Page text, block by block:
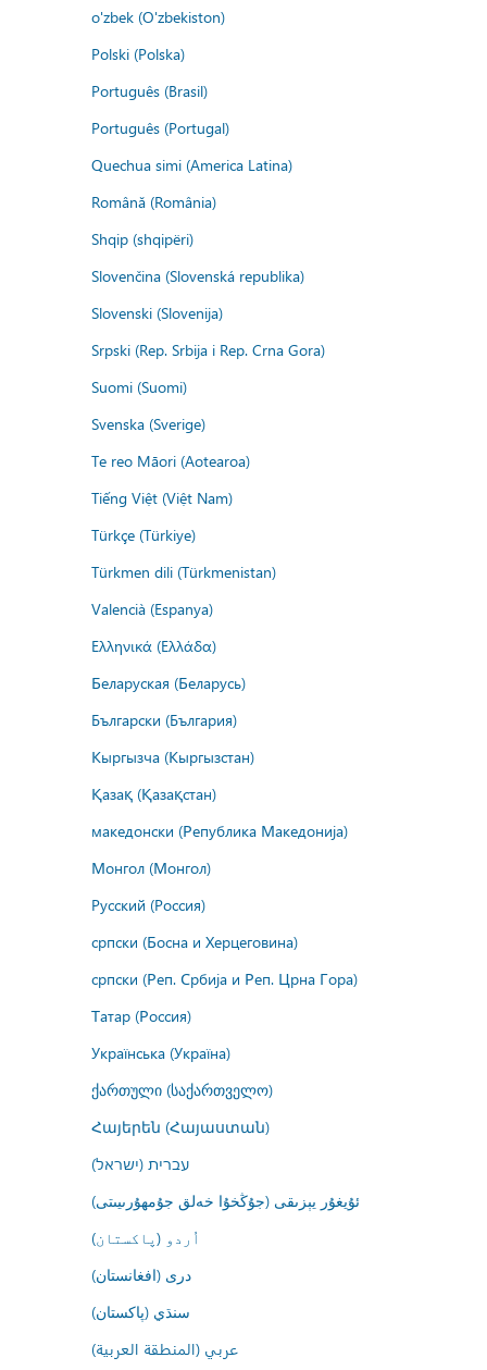
o'zbek (O'zbekiston)
Polski (Polska)
Português (Brasil)
Português (Portugal)
Quechua simi (America Latina)
Română (România)
Shqip (shqipëri)
Slovenčina (Slovenská republika)
Slovenski (Slovenija)
Srpski (Rep. Srbija i Rep. Crna Gora)
Suomi (Suomi)
Svenska (Sverige)
Te reo Māori (Aotearoa)
Tiếng Việt (Việt Nam)
Türkçe (Türkiye)
Türkmen dili (Türkmenistan)
Valencià (Espanya)
Ελληνικά (Ελλάδα)
Беларуская (Беларусь)
Български (България)
Кыргызча (Кыргызстан)
Қазақ (Қазақстан)
македонски (Република Македонија)
Монгол (Монгол)
Русский (Россия)
српски (Босна и Херцеговина)
српски (Реп. Србија и Реп. Црна Гора)
Татар (Россия)
Українська (Україна)
ქართული (საქართველო)
Հայերեն (Հայաստան)
עברית (ישראל)
ئۇيغۇر يېزىقى (جۇڭخۇا خەلق جۇمھۇرىيىتى)
اُردو (پاکستان)
درى (افغانستان)
سنڌي (پاکستان)
عربي (المنطقة العربية)